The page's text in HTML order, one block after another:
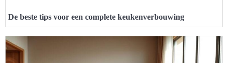
De beste tips voor een complete keukenverbouwing